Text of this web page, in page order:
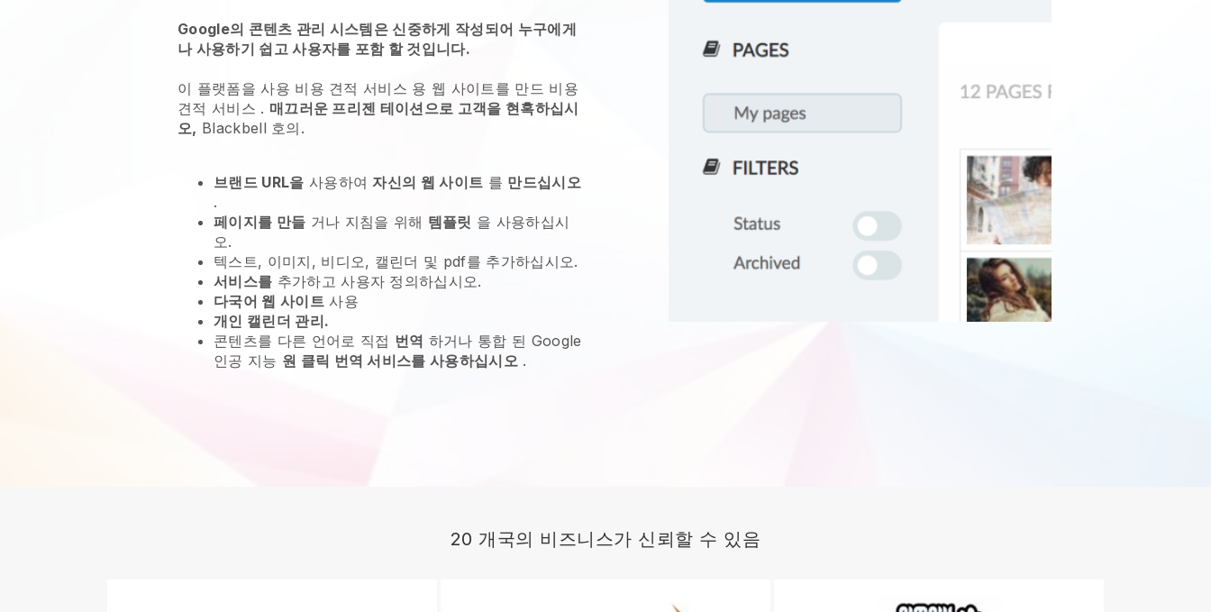
Google의 콘텐츠 관리 시스템은 신중하게 작성되어 누구에게
나 사용하기 쉽고 사용자를 포함 할 것입니다.
이 플랫폼을 사용 비용 견적 서비스 용 웹 사이트를 만드 비용
견적 서비스 . 매끄러운 프리젠 테이션으로 고객을 현혹하십시
오, Blackbell호의.
브랜드 URL을 사용하여자신의 웹 사이트 를 만드십시오
.
페이지를 만들 거나 지침을 위해 템플릿 을 사용하십시
오.
텍스트, 이미지, 비디오, 캘린더 및 pdf를 추가하십시오.
서비스를 추가하고 사용자 정의하십시오.
다국어 웹 사이트사용
개인 캘린더 관리.
콘텐츠를 다른 언어로 직접 번역 하거나 통합 된 Google
인공 지능 원 클릭 번역 서비스를 사용하십시오 .
20 개국의 비즈니스가 신뢰할 수 있음